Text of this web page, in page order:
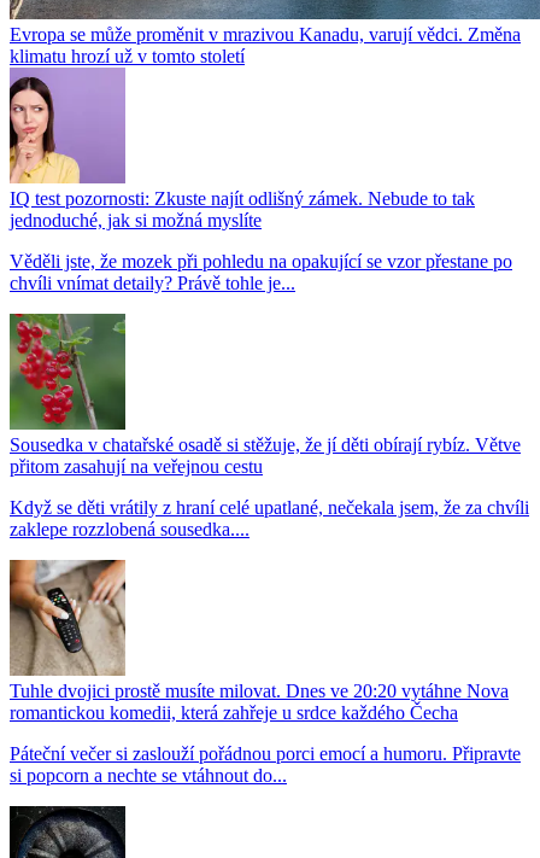
Evropa se může proměnit v mrazivou Kanadu, varují vědci. Změna
klimatu hrozí už v tomto století
IQ test pozornosti: Zkuste najít odlišný zámek. Nebude to tak
jednoduché, jak si možná myslíte
Věděli jste, že mozek při pohledu na opakující se vzor přestane po
chvíli vnímat detaily? Právě tohle je...
Sousedka v chatařské osadě si stěžuje, že jí děti obírají rybíz. Větve
přitom zasahují na veřejnou cestu
Když se děti vrátily z hraní celé upatlané, nečekala jsem, že za chvíli
zaklepe rozzlobená sousedka....
Tuhle dvojici prostě musíte milovat. Dnes ve 20:20 vytáhne Nova
romantickou komedii, která zahřeje u srdce každého Čecha
Páteční večer si zaslouží pořádnou porci emocí a humoru. Připravte
si popcorn a nechte se vtáhnout do...